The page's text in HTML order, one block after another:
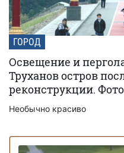
ГОРОД
Освещение и
Труханов остров
реконструкции. Фото
Необычно красиво